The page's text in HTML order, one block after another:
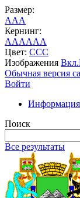
Размер:
AAA
Кернинг:
AAAAAA
Цвет: CCC
Изображения Вкл.
Обычная версия
Войти
Информация
Поиск
Все результаты